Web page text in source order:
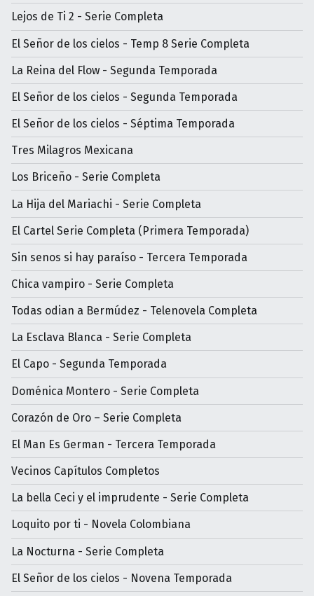
Lejos de Ti 2 - Serie Completa
El Señor de los cielos - Temp 8 Serie Completa
La Reina del Flow - Segunda Temporada
El Señor de los cielos - Segunda Temporada
El Señor de los cielos - Séptima Temporada
Tres Milagros Mexicana
Los Briceño - Serie Completa
La Hija del Mariachi - Serie Completa
El Cartel Serie Completa (Primera Temporada)
Sin senos si hay paraíso - Tercera Temporada
Chica vampiro - Serie Completa
Todas odian a Bermúdez - Telenovela Completa
La Esclava Blanca - Serie Completa
El Capo - Segunda Temporada
Doménica Montero - Serie Completa
Corazón de Oro – Serie Completa
El Man Es German - Tercera Temporada
Vecinos Capítulos Completos
La bella Ceci y el imprudente - Serie Completa
Loquito por ti - Novela Colombiana
La Nocturna - Serie Completa
El Señor de los cielos - Novena Temporada